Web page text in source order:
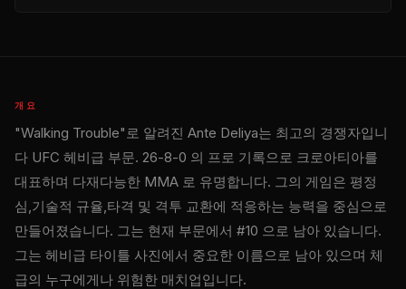
개요
"Walking Trouble"로 알려진 Ante Deliya는 최고의 경쟁자입니
다 UFC 헤비급 부문. 26-8-0 의 프로 기록으로 크로아티아를
대표하며 다재다능한 MMA 로 유명합니다. 그의 게임은 평정
심,기술적 규율,타격 및 격투 교환에 적응하는 능력을 중심으로
만들어졌습니다. 그는 현재 부문에서 #10 으로 남아 있습니다.
그는 헤비급 타이틀 사진에서 중요한 이름으로 남아 있으며 체
급의 누구에게나 위험한 매치업입니다.